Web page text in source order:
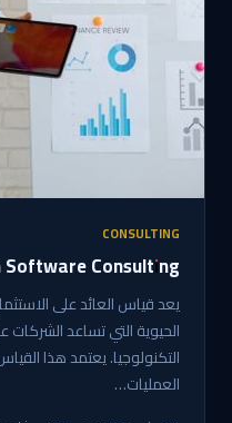
CONSULTING
Software Consulting
يعد قياس العائد على
الحيوية التي تساعد الشركات
التكنولوجيا. يعتمد هذا
العمليات…